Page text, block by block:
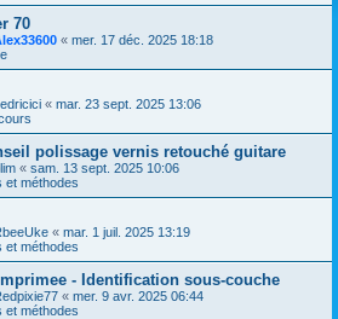
70
« mer. 17 déc. 2025 18:18
« mar. 23 sept. 2025 13:06
polissage vernis retouché guitare
« sam. 13 sept. 2025 10:06
et méthodes
« mar. 1 juil. 2025 13:19
et méthodes
- Identification sous-couche
« mer. 9 avr. 2025 06:44
et méthodes